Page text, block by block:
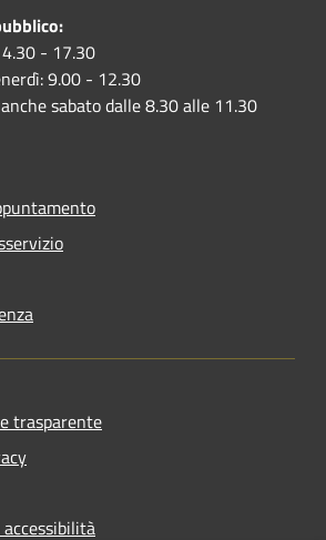
- 17.30
9.00 - 12.30
sabato dalle 8.30 alle 11.30
trasparente